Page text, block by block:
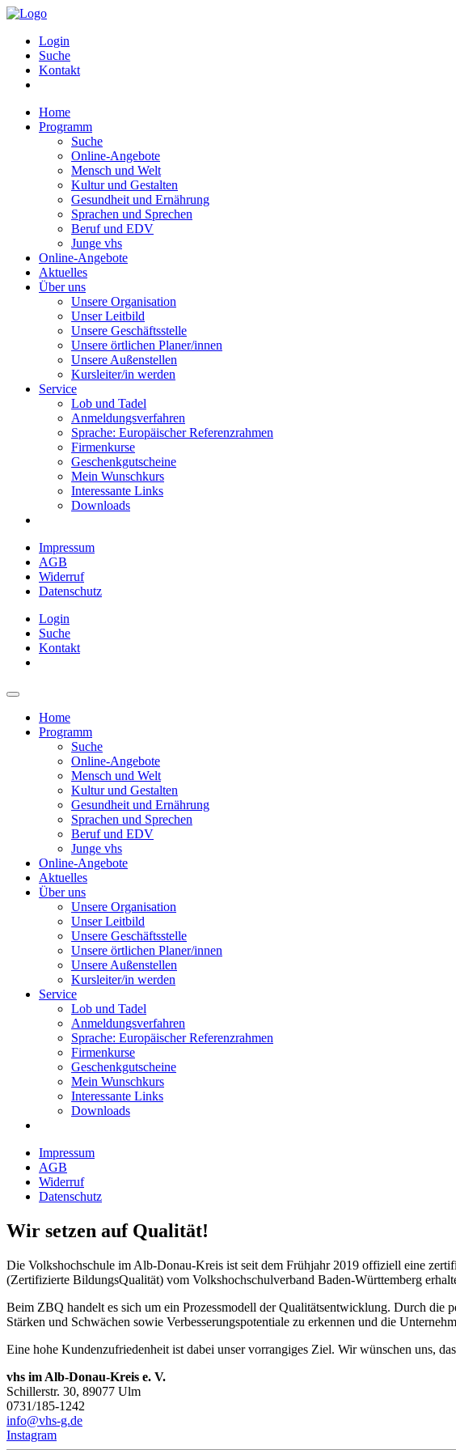
Login
Suche
Kontakt
Home
Programm
Suche
Online-Angebote
Mensch und Welt
Kultur und Gestalten
Gesundheit und Ernährung
Sprachen und Sprechen
Beruf und EDV
Junge vhs
Online-Angebote
Aktuelles
Über uns
Unsere Organisation
Unser Leitbild
Unsere Geschäftsstelle
Unsere örtlichen Planer/innen
Unsere Außenstellen
Kursleiter/in werden
Service
Lob und Tadel
Anmeldungsverfahren
Sprache: Europäischer Referenzrahmen
Firmenkurse
Geschenkgutscheine
Mein Wunschkurs
Interessante Links
Downloads
Impressum
AGB
Widerruf
Datenschutz
Login
Suche
Kontakt
Home
Programm
Suche
Online-Angebote
Mensch und Welt
Kultur und Gestalten
Gesundheit und Ernährung
Sprachen und Sprechen
Beruf und EDV
Junge vhs
Online-Angebote
Aktuelles
Über uns
Unsere Organisation
Unser Leitbild
Unsere Geschäftsstelle
Unsere örtlichen Planer/innen
Unsere Außenstellen
Kursleiter/in werden
Service
Lob und Tadel
Anmeldungsverfahren
Sprache: Europäischer Referenzrahmen
Firmenkurse
Geschenkgutscheine
Mein Wunschkurs
Interessante Links
Downloads
Impressum
AGB
Widerruf
Datenschutz
Wir setzen auf Qualität!
Die Volkshochschule im Alb-Donau-Kreis ist seit dem Frühjahr 2019 offiziell eine
(Zertifizierte BildungsQualität) vom Volkshochschulverband Baden-Württemberg
Beim ZBQ handelt es sich um ein Prozessmodell der Qualitätsentwicklung. Durch die
Stärken und Schwächen sowie Verbesserungspotentiale zu erkennen und die
Eine hohe Kundenzufriedenheit ist dabei unser vorrangiges Ziel. Wir wünschen uns,
vhs im Alb-Donau-Kreis e. V.
Schillerstr. 30, 89077 Ulm
0731/185-1242
info@vhs-g.de
Instagram